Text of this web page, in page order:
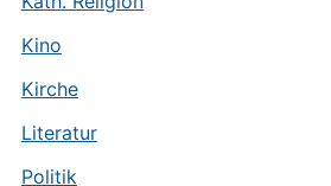
Kino
Kirche
Literatur
Politik